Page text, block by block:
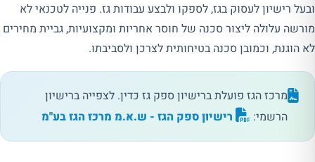
ובעל רישיון לעסוק בגז, לספקו ולבצע עבודות גז. פנייה לטכנאי לא
מורשה עלולה ליצור סכנה של חוסר אחריות ומקצועיות, גביית מחירים
לא הוגנת, וכמובן סכנה בטיחותית לצרכן ולסביבתו.
מרכז הגז פועלת ברישיון ספק גז כדין. לצפייה ברישיון
הרשמי:
רישיון ספק הגז - ש.א.מ מרכז הגז בע"מ